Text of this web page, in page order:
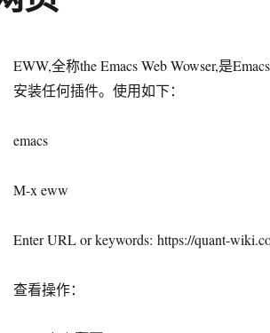
EWW,全称the Emacs Web Wowser,是
安装任何插件。使用如下：
emacs
M-x eww
Enter URL or keywords: https://quant-
查看操作：